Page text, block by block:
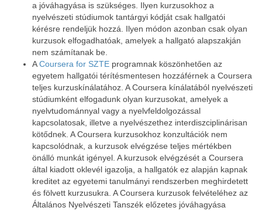
a jóváhagyása is szükséges. Ilyen kurzusokhoz a
nyelvészeti stúdiumok tantárgyi kódját csak hallgatói
kérésre rendeljük hozzá. Ilyen módon azonban csak olyan
kurzusok elfogadhatóak, amelyek a hallgató alapszakján
nem számítanak be.
ACoursera for SZTE programnak köszönhetően az
egyetem hallgatói térítésmentesen hozzáférnek a Coursera
teljes kurzuskínálatához. A Coursera kínálatából nyelvészeti
stúdiumként elfogadunk olyan kurzusokat, amelyek a
nyelvtudománnyal vagy a nyelvfeldolgozással
kapcsolatosak, illetve a nyelvészethez interdiszciplinárisan
kötődnek. A Coursera kurzusokhoz konzultációk nem
kapcsolódnak, a kurzusok elvégzése teljes mértékben
önálló munkát igényel. A kurzusok elvégzését a Coursera
által kiadott oklevél igazolja, a hallgatók ez alapján kapnak
kreditet az egyetemi tanulmányi rendszerben meghirdetett
és fölvett kurzusukra. A Coursera kurzusok felvételéhez az
Általános Nyelvészeti Tanszék előzetes jóváhagyása